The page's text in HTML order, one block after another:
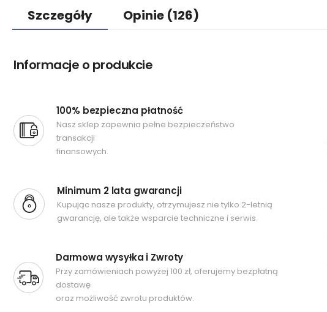
Szczegóły Opinie (126)
Informacje o produkcie
100% bezpieczna płatność
Nasz sklep zapewnia pełne bezpieczeństwo
transakcji
finansowych.
Minimum 2 lata gwarancji
Kupując nasze produkty, otrzymujesz nie tylko 2-letnią
gwarancję, ale także wsparcie techniczne i serwis.
Darmowa wysyłka i Zwroty
Przy zamówieniach powyżej 100 zł, oferujemy bezpłatną
dostawę
oraz możliwość zwrotu produktów.